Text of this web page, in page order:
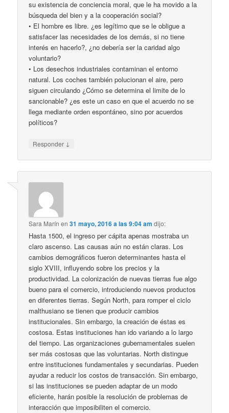
su existencia de conciencia moral, que le ha movido a la
búsqueda del bien y a la cooperación social?
• El hombre es libre. ¿es legítimo que se le obligue a
satisfacer las necesidades de los demás, si no tiene
interés en hacerlo?, ¿no debería ser la caridad algo
voluntario?
• Los desechos industriales contaminan el entorno
natural. Los coches también polucionan el aire, pero
siguen circulando ¿Cómo se determina el limite de lo
sancionable? ¿es este un caso en que el acuerdo no se
llega mediante orden espontáneo, sino por acuerdos
políticos?
Responder ↓
Sara Marín en31 mayo, 2016 a las 9:04 am dijo:
Hasta 1500, el ingreso per cápita apenas mostraba un
claro ascenso. Las causas aún no están claras. Los
cambios demográficos fueron determinantes hasta el
siglo XVIII, influyendo sobre los precios y la
productividad. La colonización de nuevas tierras fue algo
bueno para el comercio, introduciendo nuevos productos
en diferentes tierras. Según North, para romper el ciclo
malthusiano se tienen que producir cambios
institucionales. Sin embargo, la creación de éstas es
costosa. Estas instituciones han ido variando a lo largo
del tiempo. Las organizaciones gubernamentales suelen
ser más costosas que las voluntarias. North distingue
entre instituciones fundamentales y secundarias. Pueden
ayudar a reducir los costos de transacción. Sin embargo,
si las instituciones se pueden adaptar de un modo
eficiente, harán posible la resolución de problemas de
interacción que imposibiliten el comercio.